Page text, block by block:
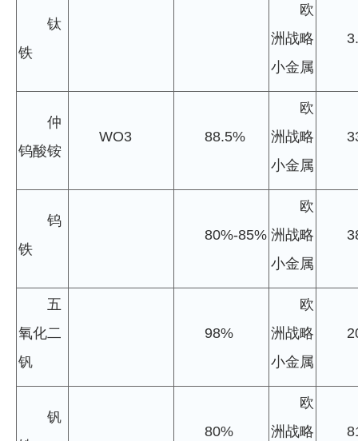
钛
铁
欧
洲战略
小金属
仲
钨酸铵
WO3 88.5%
欧
洲战略
小金属
钨
铁
80%-85%
欧
洲战略
小金属
五
氧化二
钒
98%
欧
洲战略
小金属
钒
80%
欧
洲战略